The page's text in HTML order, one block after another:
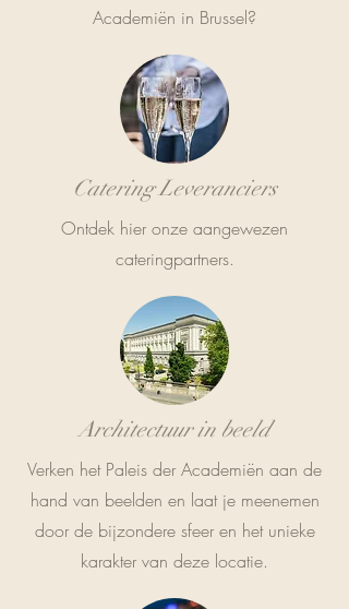
Academiën in Brussel?
Catering Leveranciers
Ontdek hier onze aangewezen
cateringpartners.
Architectuur in beeld
Verken het Paleis der Academiën aan de
hand van beelden en laat je meenemen
door de bijzondere sfeer en het unieke
karakter van deze locatie.